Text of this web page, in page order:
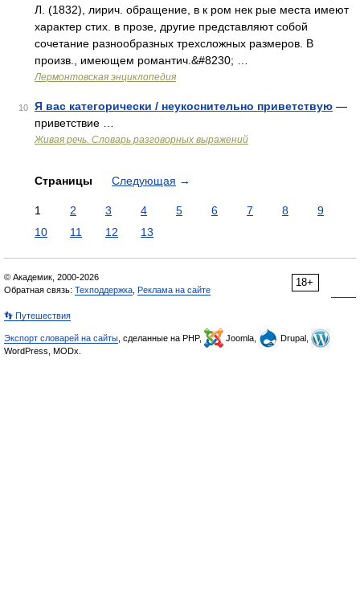
Л. (1832), лирич. обращение, в к ром нек рые места имеют
характер стих. в прозе, другие представляют собой
сочетание разнообразных трехсложных размеров. В
произв., имеющем романтич.&#8230; …
Лермонтовская энциклопедия
10 Я вас категорически / неукоснительно приветствую —
приветствие …
Живая речь. Словарь разговорных выражений
Страницы Следующая →
1 2 3 4 5 6 7 8
9
10
11 12 13
18+
© Академик, 2000-2026
Обратная связь: Техподдержка Реклама на сайте
👣 Путешествия
Экспорт словарей на сайты , сделанные на PHP, Joomla,
Drupal,
WordPress, MODx.